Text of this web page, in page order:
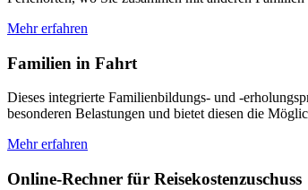
Mehr erfahren
Familien in Fahrt
Dieses integrierte Familienbildungs- und -
besonderen Belastungen und bietet diesen die
Mehr erfahren
Online-Rechner für Reisekostenzuschuss